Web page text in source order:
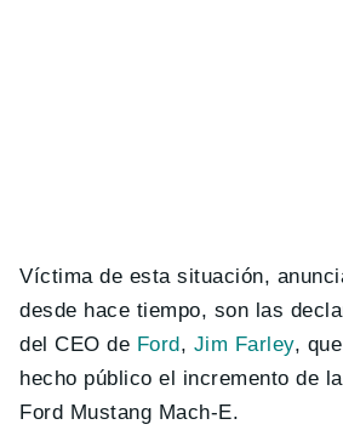
Víctima de esta situación,
desde hace tiempo, son las
del CEO de Ford, Jim Farley,
hecho público el incremento de
Ford Mustang Mach-E.